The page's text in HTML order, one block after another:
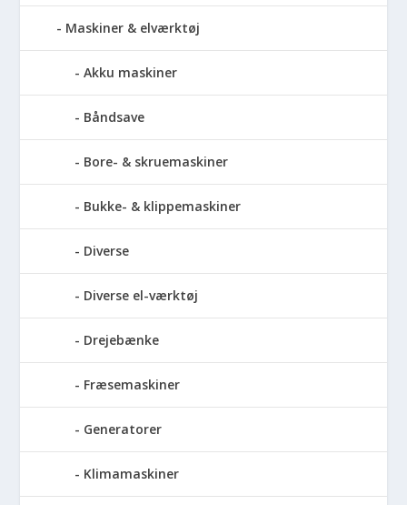
Maskiner & elværktøj
Akku maskiner
Båndsave
Bore- & skruemaskiner
Bukke- & klippemaskiner
Diverse
Diverse el-værktøj
Drejebænke
Fræsemaskiner
Generatorer
Klimamaskiner